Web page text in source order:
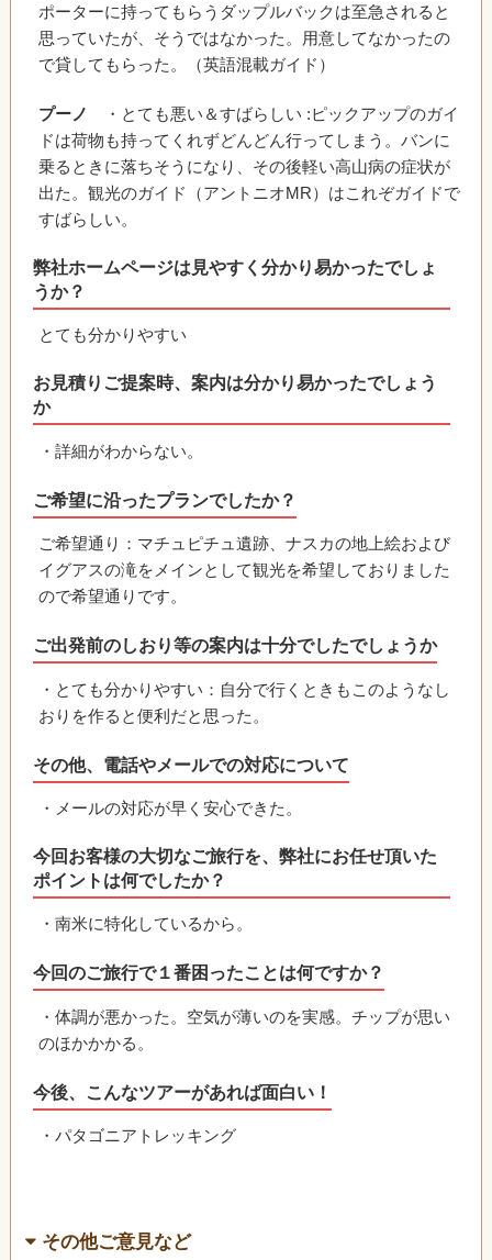
ポーターに持ってもらうダップルバックは至急されると
思っていたが、そうではなかった。用意してなかったの
で貸してもらった。（英語混載ガイド）
プーノ
・とても悪い＆すばらしい :ピックアップのガイ
ドは荷物も持ってくれずどんどん行ってしまう。バンに
乗るときに落ちそうになり、その後軽い高山病の症状が
出た。観光のガイド（アントニオMR）はこれぞガイドで
すばらしい。
弊社ホームページは見やすく分かり易かったでしょ
うか？
とても分かりやすい
お見積りご提案時、案内は分かり易かったでしょう
か
・詳細がわからない。
ご希望に沿ったプランでしたか？
ご希望通り：マチュピチュ遺跡、ナスカの地上絵および
イグアスの滝をメインとして観光を希望しておりました
ので希望通りです。
ご出発前のしおり等の案内は十分でしたでしょうか
・とても分かりやすい：自分で行くときもこのようなし
おりを作ると便利だと思った。
その他、電話やメールでの対応について
・メールの対応が早く安心できた。
今回お客様の大切なご旅行を、弊社にお任せ頂いた
ポイントは何でしたか？
・南米に特化しているから。
今回のご旅行で１番困ったことは何ですか？
・体調が悪かった。空気が薄いのを実感。チップが思い
のほかかかる。
今後、こんなツアーがあれば面白い！
・パタゴニアトレッキング
その他ご意見など